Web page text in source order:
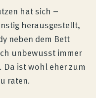
hat sich –
herausgestellt,
neben dem Bett
unbewusst immer
ist wohl eher zum
raten.